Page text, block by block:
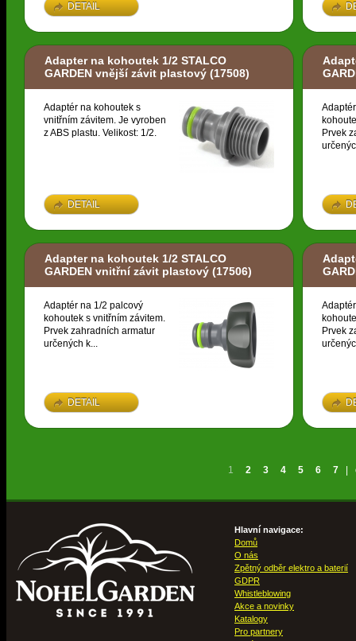
DETAIL
Adapter na kohoutek 1/2 STALCO
GARDEN vnější závit plastový (17508)
Adaptér na kohoutek s
vnitřním závitem. Je vyroben
z ABS plastu. Velikost: 1/2.
DETAIL
Prvek
Adapter na kohoutek 1/2 STALCO
GARDEN vnitřní závit plastový (17506)
Adaptér na 1/2 palcový
kohoutek s vnitřním závitem.
Prvek zahradních armatur
určených k...
DETAIL
Prvek
1 2 3 4 5 6 7
Hlavní navigace:
Domů
O nás
Zpětný odběr elektro a baterií
GDPR
Whistleblowing
Akce a novinky
Katalogy
Pro partnery